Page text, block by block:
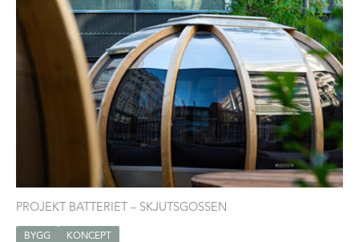
PROJEKT BATTERIET – SKJUTSGOSSEN
BYGG KONCEPT